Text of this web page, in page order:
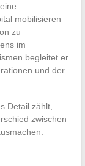
mobilisieren
zu
im
begleitet er
und der
Detail zählt,
zwischen